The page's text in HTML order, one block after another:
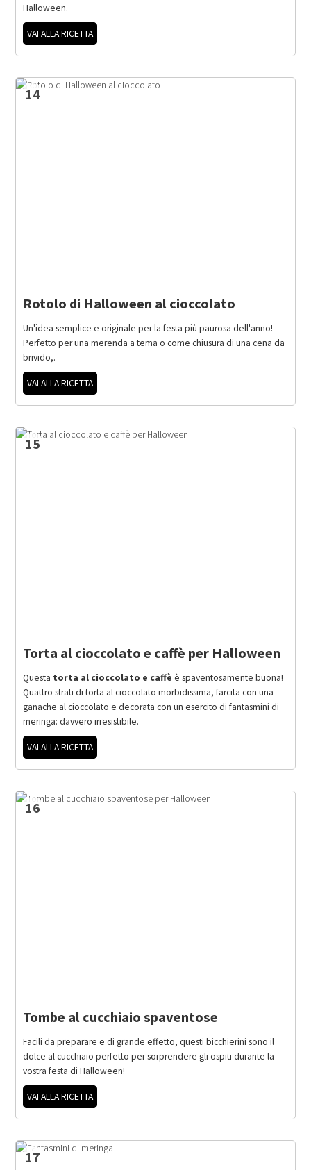
Halloween.
VAI ALLA RICETTA
14
Rotolo di Halloween al cioccolato
Un'idea semplice e originale per la festa più paurosa dell'anno!
Perfetto per una merenda a tema o come chiusura di una cena da
brivido,.
VAI ALLA RICETTA
15
Torta al cioccolato e caffè per Halloween
Questa torta al cioccolato e caffè è spaventosamente buona!
Quattro strati di torta al cioccolato morbidissima, farcita con una
ganache al cioccolato e decorata con un esercito di fantasmini di
meringa: davvero irresistibile.
VAI ALLA RICETTA
16
Tombe al cucchiaio spaventose
Facili da preparare e di grande effetto, questi bicchierini sono il
dolce al cucchiaio perfetto per sorprendere gli ospiti durante la
vostra festa di Halloween!
VAI ALLA RICETTA
17